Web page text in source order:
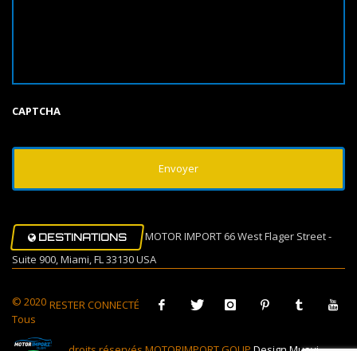
CAPTCHA
DESTINATIONS
MOTOR IMPORT 66 West Flager Street -
Suite 900, Miami, FL 33130 USA
RESTER CONNECTÉ
© 2020
Tous